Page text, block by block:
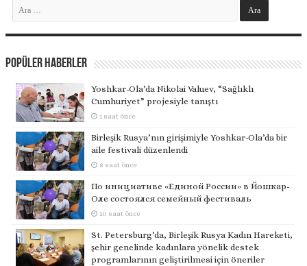
Popüler Haberler
Yoshkar-Ola’da Nikolai Valuev, “Sağlıklı
Cumhuriyet” projesiyle tanıştı
1 saat önce
Birleşik Rusya’nın girişimiyle Yoshkar-Ola’da bir
aile festivali düzenlendi
8 saat önce
По инициативе «Единой России» в Йошкар-
Оле состоялся семейный фестиваль
10 saat önce
St. Petersburg’da, Birleşik Rusya Kadın Hareketi,
şehir genelinde kadınlara yönelik destek
programlarının geliştirilmesi için öneriler